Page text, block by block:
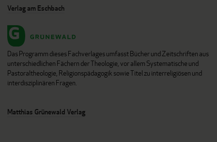
Verlag am Eschbach
Das Programm dieses Fachverlages umfasst Bücher und Zeitschriften aus
unterschiedlichen Fächern der Theologie, vor allem Systematische und
Pastoraltheologie, Religionspädagogik sowie Titel zu interreligiösen und
interdisziplinären Fragen.
Matthias Grünewald Verlag